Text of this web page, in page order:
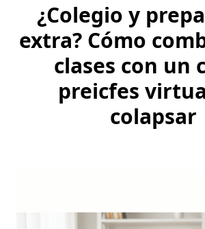
¿Colegio y
extra? Cómo
clases con un
preicfes
colapsar